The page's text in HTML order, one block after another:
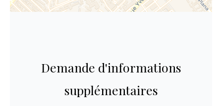
Demande d'informations
supplémentaires